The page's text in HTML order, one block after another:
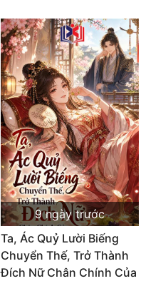
9 ngày trước
Ta, Ác Quỷ Lười Biếng
Chuyển Thế, Trở Thành
Đích Nữ Chân Chính Của